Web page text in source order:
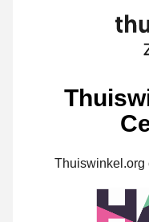
Thuiswinkel.org